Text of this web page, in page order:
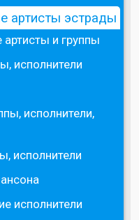
артисты эстрады
артисты и группы
исполнители
исполнители,
исполнители
исполнители